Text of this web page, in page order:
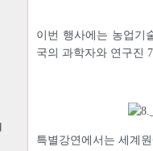
이번 행사에는 농업기
국의 과학자와 연구진
특별강연에서는 세계